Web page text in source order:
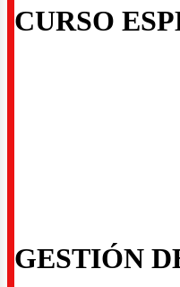
CURSO
GESTIÓN